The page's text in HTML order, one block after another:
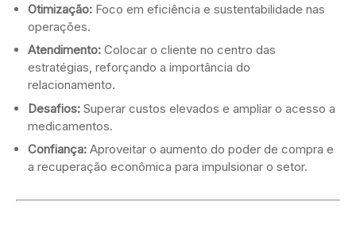
Otimização: Foco em eficiência e sustentabilidade nas
operações.
Atendimento: Colocar o cliente no centro das
estratégias, reforçando a importância do
relacionamento.
Desafios: Superar custos elevados e ampliar o acesso a
medicamentos.
Confiança: Aproveitar o aumento do poder de compra e
a recuperação econômica para impulsionar o setor.